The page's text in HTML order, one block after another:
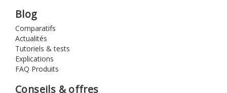
Blog
Comparatifs
Actualités
Tutoriels & tests
Explications
FAQ Produits
Conseils & offres